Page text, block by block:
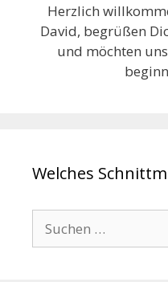
Herzlich
David, begrüßen
und möchten
Welches
nach: